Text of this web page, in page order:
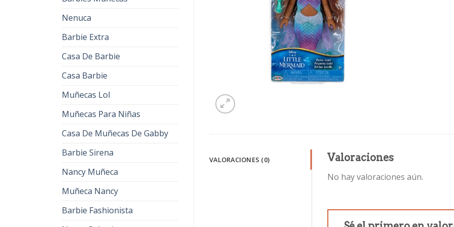
Nenuca
Barbie Extra
Casa De Barbie
Casa Barbie
Muñecas Lol
Muñecas Para Niñas
Casa De Muñecas De Gabby
Barbie Sirena
Nancy Muñeca
Muñeca Nancy
Barbie Fashionista
VALORACIONES (0) Valoraciones
No hay valoraciones aún.